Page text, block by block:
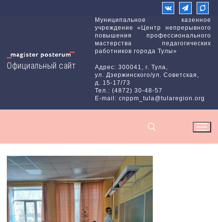
Официальный сайт
Муниципальное казенное
учреждение «Центр непрерывного
повышения профессионального
мастерства педагогических
работников города Тулы»
Адрес: 300041, г. Тула,
ул. Дзержинского/ул. Советская,
д. 15-17/73
Тел.: (4872) 30-48-57
E-mail: cnppm_tula@tularegion.org